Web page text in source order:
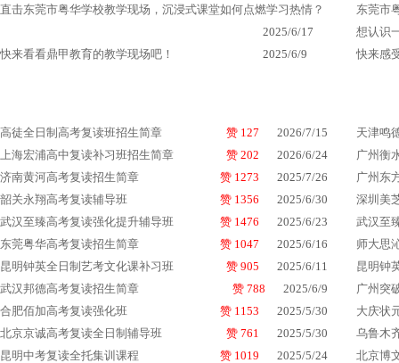
直击东莞市粤华学校教学现场，沉浸式课堂如何点燃学习热情？
2025/6/17
东莞市
想认识
快来看看鼎甲教育的教学现场吧！
2025/6/9 快来感
高徒全日制高考复读班招生简章 2026/7/15
赞 127
天津鸣
上海宏浦高中复读补习班招生简章
2026/6/24
赞 202
广州衡
济南黄河高考复读招生简章
2025/7/26
赞 1273
广州东
韶关永翔高考复读辅导班
2025/6/30
赞 1356
深圳美
武汉至臻高考复读强化提升辅导班
2025/6/23
赞 1476
武汉至
东莞粤华高考复读招生简章
2025/6/16
赞 1047
师大思
昆明钟英全日制艺考文化课补习班
2025/6/11
赞 905
昆明钟
武汉邦德高考复读招生简章
2025/6/9
赞 788
广州突
合肥佰加高考复读强化班
2025/5/30
赞 1153
大庆状
北京京诚高考复读全日制辅导班
2025/5/30
赞 761
乌鲁木
昆明中考复读全托集训课程
2025/5/24
赞 1019
北京博